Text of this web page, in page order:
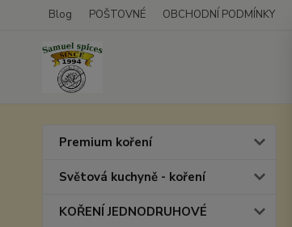
Blog POŠTOVNÉ OBCHODNÍ PODMÍNKY
Premium koření
Světová kuchyně - koření
KOŘENÍ JEDNODRUHOVÉ